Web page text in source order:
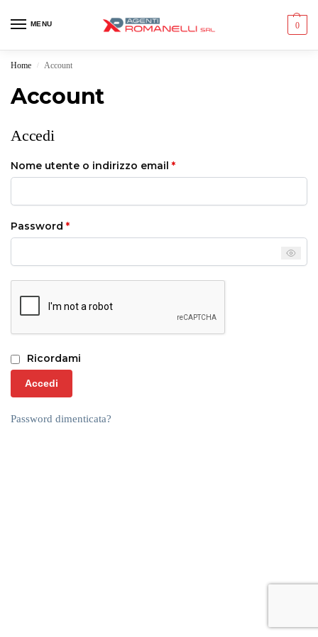
MENU 0
Home / Account
Account
Accedi
Nome utente o indirizzo email *
Password *
Ricordami
Accedi
Password dimenticata?